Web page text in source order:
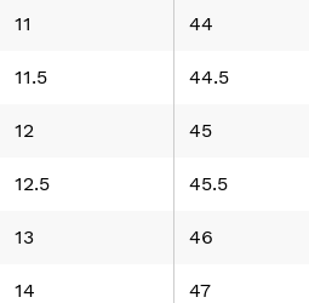
11 44
11.5 44.5
12 45
12.5 45.5
13 46
14 47